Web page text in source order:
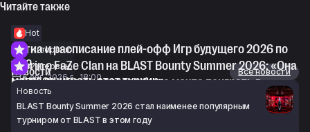
Читайте также
Hot
Сетка и расписание плей-офф Игр будущего 2026 по
CS2
6 авг. 2026 г., 18:00
Интервью
Thorin о FaZe Clan на BLAST Bounty Summer 2026: «Она
могла выиграть этот турнир»
6 авг. 2026 г., 17:23
Интервью
m0NESY: «У меня всегда была мечта поиграть в
составе NAVI 2021-го года»
6 авг. 2026 г., 15:48
Новости
Все новости
Новость
BLAST Bounty Summer 2026 стал наименее популярным
турниром от BLAST в этом году